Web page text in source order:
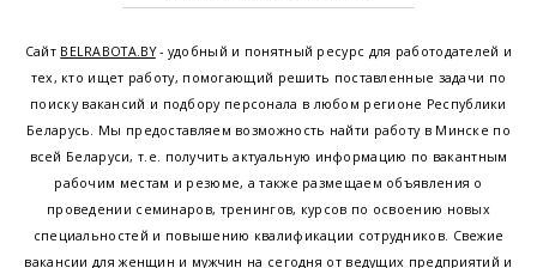
Сайт BELRABOTA.BY- удобный и понятный ресурс для работодателей и
тех, кто ищет работу, помогающий решить поставленные задачи по
поиску вакансий и подбору персонала в любом регионе Республики
Беларусь. Мы предоставляем возможность найти работу в Минске по
всей Беларуси, т.е. получить актуальную информацию по вакантным
рабочим местам и резюме, а также размещаем объявления о
проведении семинаров, тренингов, курсов по освоению новых
специальностей и повышению квалификации сотрудников. Свежие
вакансии для женщин и мужчин на сегодня от ведущих предприятий и